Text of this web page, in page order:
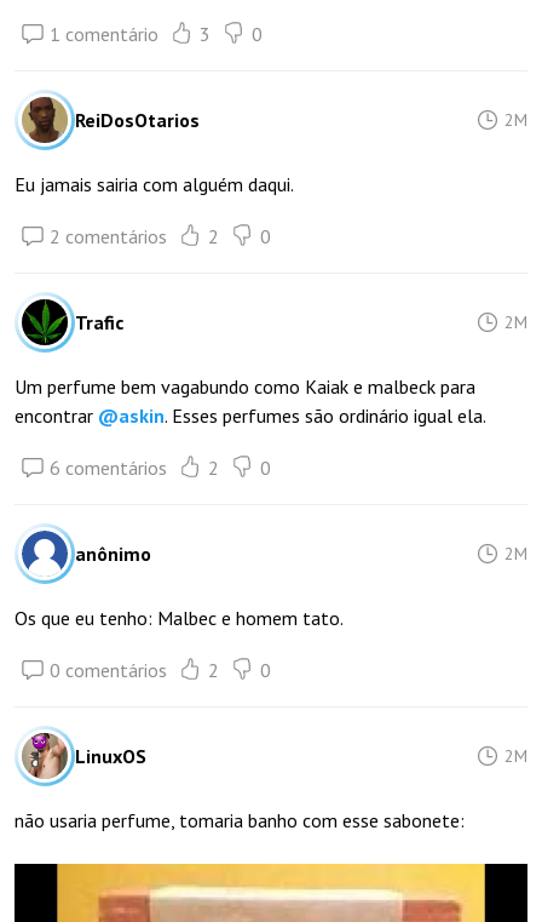
1 comentário 3 0
ReiDosOtarios 2M
Eu jamais sairia com alguém daqui.
2 comentários 2 0
Trafic 2M
Um perfume bem vagabundo como Kaiak e malbeck para
encontrar @askin. Esses perfumes são ordinário igual ela.
6 comentários 2 0
anônimo 2M
Os que eu tenho: Malbec e homem tato.
0 comentários 2 0
LinuxOS 2M
não usaria perfume, tomaria banho com esse sabonete: